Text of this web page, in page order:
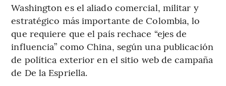
Washington es el aliado comercial, militar y
estratégico más importante de Colombia, lo
que requiere que el país rechace “ejes de
influencia” como China, según una publicación
de política exterior en el sitio web de campaña
de De la Espriella.